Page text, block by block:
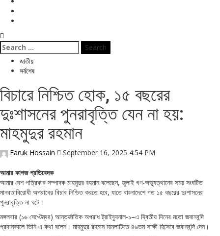
Search
for:
জাতীয়
সর্বশেষ
বিচারে নিশ্চিত হোক, ১৫ বছরের
দুঃশাসনের পুনরাবৃত্তি যেন না হয়:
মাহমুদুর রহমান
Faruk Hossain September 16, 2025 4:54 PM
আমার কাগজ প্রতিবেদক
আমার দেশ পত্রিকার সম্পাদক মাহমুদুর রহমান বলেছেন, জুলাই গণ-অভ্যুত্থানের সময় সংঘটিত
মানবতাবিরোধী অপরাধের বিচার নিশ্চিত করতে হবে, যাতে বাংলাদেশে গত ১৫ বছরের দুঃশাসনের
পুনরাবৃত্তি না ঘটে।
মঙ্গলবার (১৬ সেপ্টেম্বর) আন্তর্জাতিক অপরাধ ট্রাইব্যুনাল-১–এ দ্বিতীয় দিনের মতো জবানবন্দি
প্রদানকালে তিনি এ কথা বলেন। মাহমুদুর রহমান মামলাটিতে ৪৬তম সাক্ষী হিসেবে জবানবন্দি দেন।